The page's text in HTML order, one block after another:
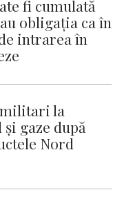
fi cumulată
obligaţia ca în
intrarea în
la
gaze după
Nord